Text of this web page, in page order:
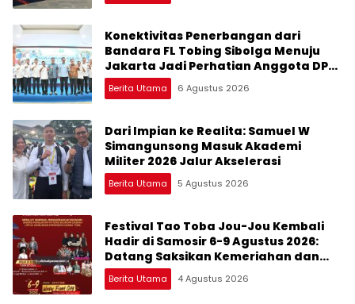
Konektivitas Penerbangan dari
Bandara FL Tobing Sibolga Menuju
Jakarta Jadi Perhatian Anggota DPR
RI Muhammad Lokot Nasution
Berita Utama 6 Agustus 2026
Dari Impian ke Realita: Samuel W
Simangunsong Masuk Akademi
Militer 2026 Jalur Akselerasi
Berita Utama 5 Agustus 2026
Festival Tao Toba Jou-Jou Kembali
Hadir di Samosir 6-9 Agustus 2026:
Datang Saksikan Kemeriahan dan
Raih Peluangnya
Berita Utama 4 Agustus 2026